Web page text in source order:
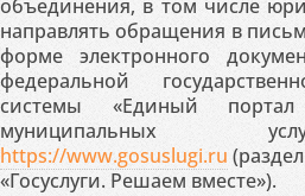
объединения, в том числе
направлять обращения в
форме электронного
федеральной
системы «Единый портал
муниципальных
https://www.gosuslugi.ru
«Госуслуги. Решаем вместе»).